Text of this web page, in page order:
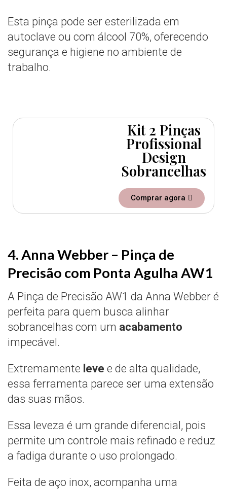
Esta pinça pode ser esterilizada em
autoclave ou com álcool 70%, oferecendo
segurança e higiene no ambiente de
trabalho.
Kit 2 Pinças
Profissional
Design
Sobrancelhas
Comprar agora
4. Anna Webber – Pinça de
Precisão com Ponta Agulha AW1
A Pinça de Precisão AW1 da Anna Webber é
perfeita para quem busca alinhar
sobrancelhas com um acabamento
impecável.
Extremamente leve e de alta qualidade,
essa ferramenta parece ser uma extensão
das suas mãos.
Essa leveza é um grande diferencial, pois
permite um controle mais refinado e reduz
a fadiga durante o uso prolongado.
Feita de aço inox, acompanha uma